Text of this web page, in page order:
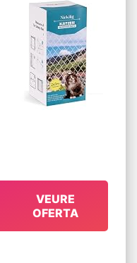
VEURE
OFERTA